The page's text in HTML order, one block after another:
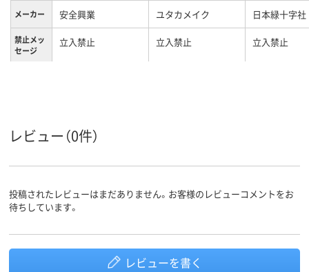
メーカー 安全興業 ユタカメイク 日本緑十字社
禁止メッ
セージ
立入禁止 立入禁止 立入禁止
レビュー（0件）
投稿されたレビューはまだありません。お客様のレビューコメントをお
待ちしています。
レビューを書く